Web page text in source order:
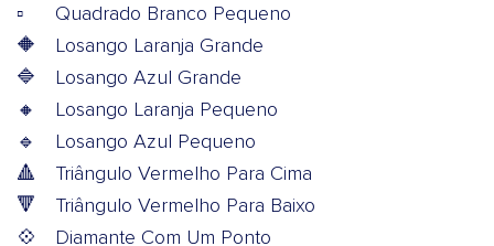
▫️
Quadrado Branco Pequeno
🔶
Losango Laranja Grande
🔷
Losango Azul Grande
🔸
Losango Laranja Pequeno
🔹
Losango Azul Pequeno
🔺
Triângulo Vermelho Para Cima
🔻
Triângulo Vermelho Para Baixo
💠
Diamante Com Um Ponto